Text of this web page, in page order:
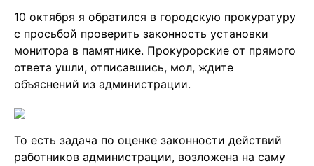
10 октября я обратился в городскую прокуратуру
с просьбой проверить законность установки
монитора в памятнике. Прокурорские от прямого
ответа ушли, отписавшись, мол, ждите
объяснений из администрации.
То есть задача по оценке законности действий
работников администрации, возложена на саму